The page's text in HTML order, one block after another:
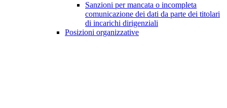
Sanzioni per mancata o incompleta
comunicazione dei dati da parte dei titolari
di incarichi dirigenziali
Posizioni organizzative